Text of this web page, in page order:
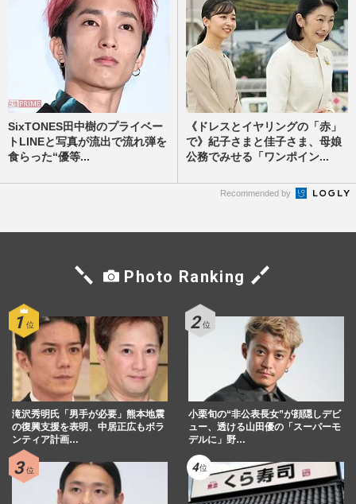
SixTONES田中樹のプライベー
トLINEと写真が流出で流れ弾を
食らった“優等...
《ドレスとイヤリングの「赤」
で》紀子さまと佳子さま、母娘
公務でみせる「ワンポイン...
Recommended by
Photo Ranking
滝沢秀明氏「男手が必要」熊本地震
の復興支援を表明、中居正広もボラ
ンティア計画…
小栗旬の“非公表長女”が顔隠しデビ
ュー、透ける山田優の「スーパーモ
デルに」野…